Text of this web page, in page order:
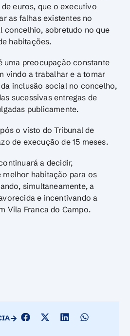
euros, que o executivo
as falhas existentes no
concelhio, sobretudo no que
habitações.
uma preocupação constante
vindo a trabalhar e a tomar
inclusão social no concelho,
sucessivas entregas de
publicamente.
o visto do Tribunal de
de execução de 15 meses.
a decidir,
habitação para os
simultaneamente, a
e incentivando a
Vila Franca do Campo.